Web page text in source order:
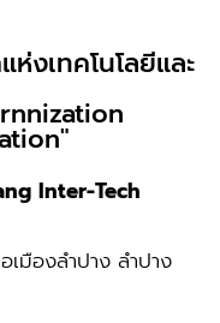
งเทคโนโลยีและ
Inter-Tech
มืองลำปาง ลำปาง